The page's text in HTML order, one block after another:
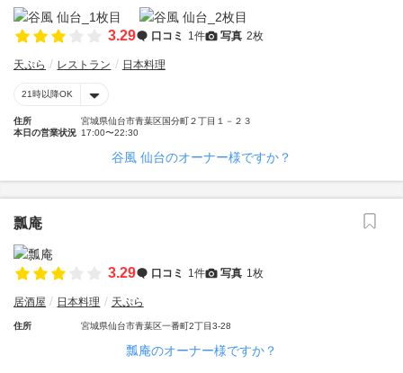
3.29 口コミ 1件 写真 2枚
天ぷら レストラン 日本料理
21時以降OK
住所
宮城県仙台市青葉区国分町２丁目１－２３
本日の営業状況 17:00〜22:30
谷風 仙台のオーナー様ですか？
瓢庵
3.29 口コミ 1件 写真 1枚
居酒屋 日本料理 天ぷら
住所 宮城県仙台市青葉区一番町2丁目3-28
瓢庵のオーナー様ですか？